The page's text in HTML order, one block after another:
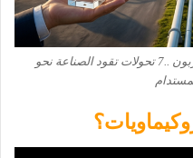
البتروكيماويات والاقتصاد منخفض الكربون ..7 تحولات تقود الصناعة نحو